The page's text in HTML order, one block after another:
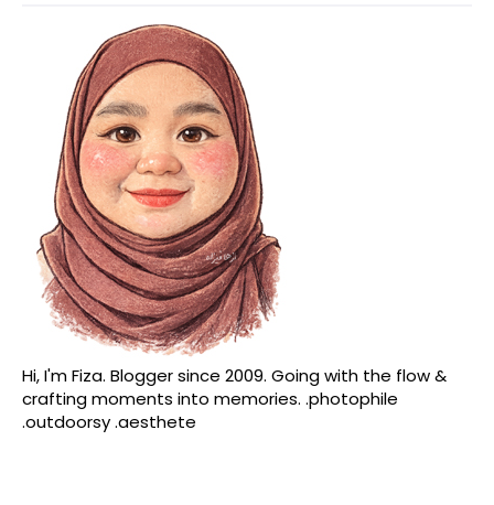
Hi, I'm Fiza. Blogger since 2009. Going with the flow &
crafting moments into memories. .photophile
.outdoorsy .aesthete